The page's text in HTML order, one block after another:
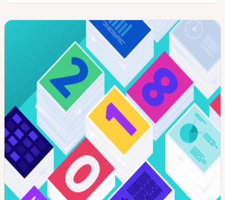
a
e
s
e
o
u
r
y
e
d
p
i
c
a
o
n